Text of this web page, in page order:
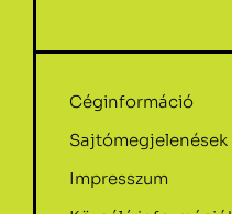
Céginformáció
Sajtómegjelenések
Impresszum